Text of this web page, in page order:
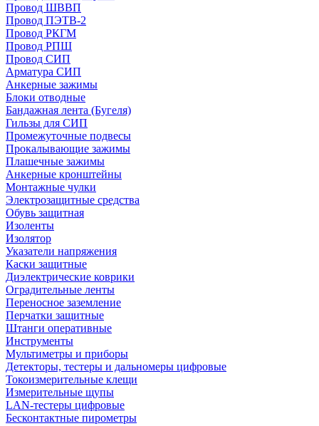
Провод ШВВП
Провод ПЭТВ-2
Провод РКГМ
Провод РПШ
Провод СИП
Арматура СИП
Анкерные зажимы
Блоки отводные
Бандажная лента (Бугеля)
Гильзы для СИП
Промежуточные подвесы
Прокалывающие зажимы
Плашечные зажимы
Анкерные кронштейны
Монтажные чулки
Электрозащитные средства
Обувь защитная
Изоленты
Изолятор
Указатели напряжения
Каски защитные
Диэлектрические коврики
Оградительные ленты
Переносное заземление
Перчатки защитные
Штанги оперативные
Инструменты
Мультиметры и приборы
Детекторы, тестеры и дальномеры цифровые
Токоизмерительные клещи
Измерительные щупы
LAN-тестеры цифровые
Бесконтактные пирометры